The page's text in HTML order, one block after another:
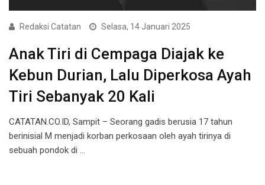
Redaksi Catatan Selasa, 14 Januari 2025
Anak Tiri di Cempaga Diajak ke
Kebun Durian, Lalu Diperkosa Ayah
Tiri Sebanyak 20 Kali
CATATAN.CO.ID, Sampit – Seorang gadis berusia 17 tahun
berinisial M menjadi korban perkosaan oleh ayah tirinya di
sebuah pondok di …